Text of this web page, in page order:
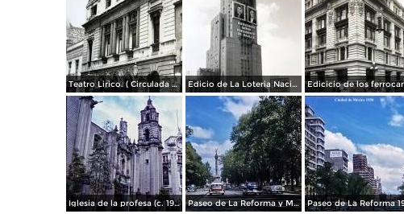
Teatro Lirico. ( Circulada el 1 de Agosto de 1926 ). Edicio de La Loteria Nacional Ciudad de México Abril de 1964
Iglesia de la profesa (c. 1950) Paseo de La Reforma y Mto a La Independencia 1950 Paseo de La Reforma